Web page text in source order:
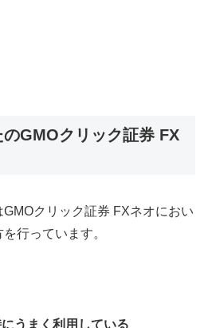
GMOクリック証券 FX
クリック証券 FXネオにおい
行っています。
うまく利用している